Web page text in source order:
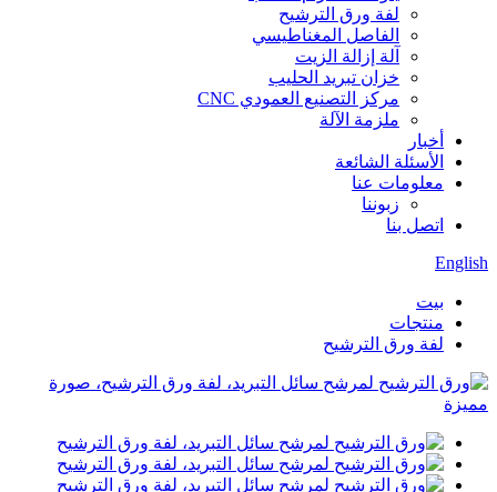
لفة ورق الترشيح
الفاصل المغناطيسي
آلة إزالة الزيت
خزان تبريد الحليب
مركز التصنيع العمودي CNC
ملزمة الآلة
أخبار
الأسئلة الشائعة
معلومات عنا
زبوننا
اتصل بنا
English
بيت
منتجات
لفة ورق الترشيح